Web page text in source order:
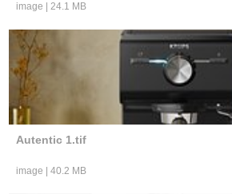
image 24.1 MB
Autentic 1.tif
image 40.2 MB